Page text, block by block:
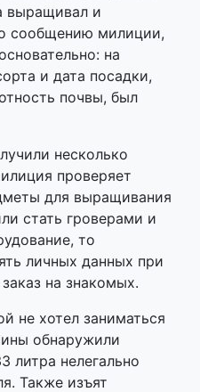
выращивал и
сообщению милиции,
на
и дата посадки,
почвы, был
несколько
проверяет
для выращивания
стать гроверами и
то
личных данных при
на знакомых.
не хотел заниматься
обнаружили
литра нелегально
Также изъят